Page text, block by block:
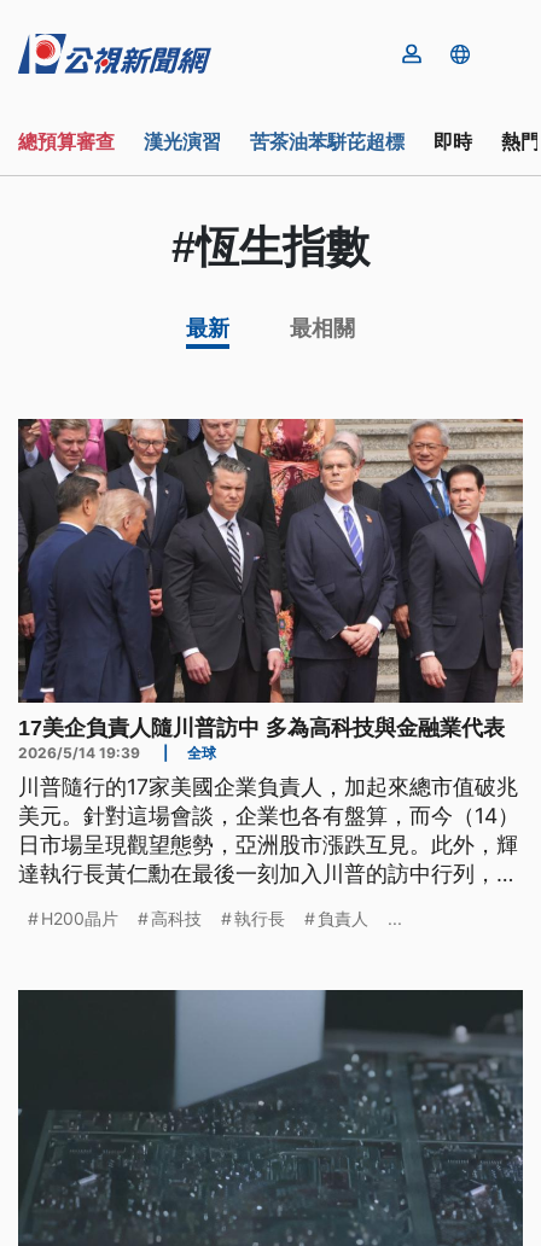
總預算審查 漢光演習 苦茶油苯駢芘超標 即時 熱
#恆生指數
最新 最相關
17美企負責人隨川普訪中 多為高科技與金融業代表
2026/5/14 19:39 全球
川普隨行的17家美國企業負責人，加起來總市值破兆
美元。針對這場會談，企業也各有盤算，而今（14）
日市場呈現觀望態勢，亞洲股市漲跌互見。此外，輝
達執行長黃仁勳在最後一刻加入川普的訪中行列，路
跳動與京東在內的10家中國企業，購買輝達的H200
H200晶片 高科技 執行長 負責人 ...